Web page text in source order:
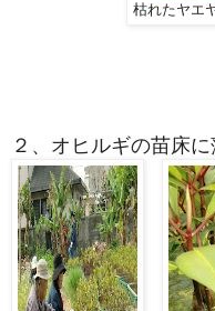
枯れたヤエ
２、オヒルギの苗床